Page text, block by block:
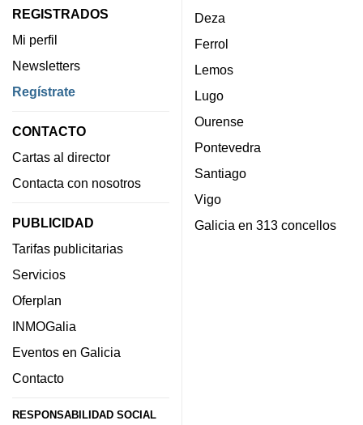
REGISTRADOS
Mi perfil
Newsletters
Regístrate
CONTACTO
Cartas al director
Contacta con nosotros
PUBLICIDAD
Tarifas publicitarias
Servicios
Oferplan
INMOGalia
Eventos en Galicia
Contacto
RESPONSABILIDAD SOCIAL
Deza
Ferrol
Lemos
Lugo
Ourense
Pontevedra
Santiago
Vigo
Galicia en 313 concellos